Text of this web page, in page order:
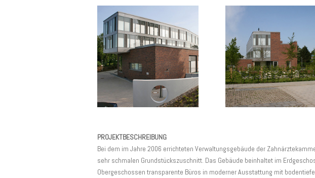
PROJEKTBESCHREIBUNG
Bei dem im Jahre 2006 errichteten Verwaltungsgebäude der
sehr schmalen Grundstückszuschnitt. Das Gebäude beinhaltet im
Obergeschossen transparente Büros in moderner Ausstattung mit